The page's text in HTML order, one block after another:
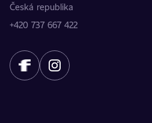
Česká republika
+420 737 667 422